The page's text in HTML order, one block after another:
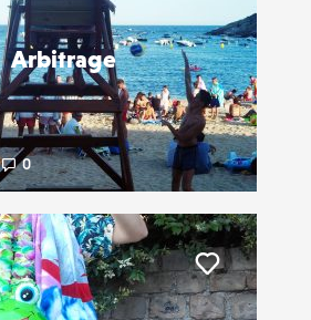
Arbitrage
0
Liker